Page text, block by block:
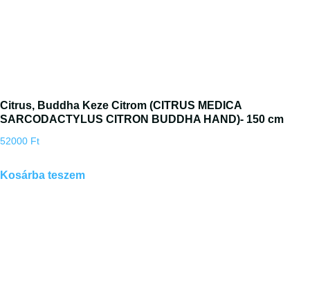
Citrus, Buddha Keze Citrom (CITRUS MEDICA
SARCODACTYLUS CITRON BUDDHA HAND)- 150 cm
52000 Ft
Kosárba teszem